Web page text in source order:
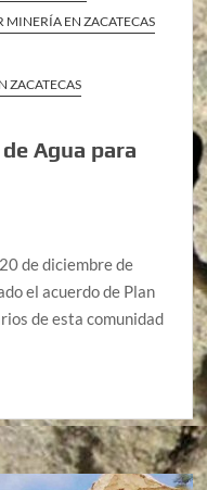
MINERÍA EN ZACATECAS
ZACATECAS
Agua para
de diciembre de
el acuerdo de Plan
de esta comunidad